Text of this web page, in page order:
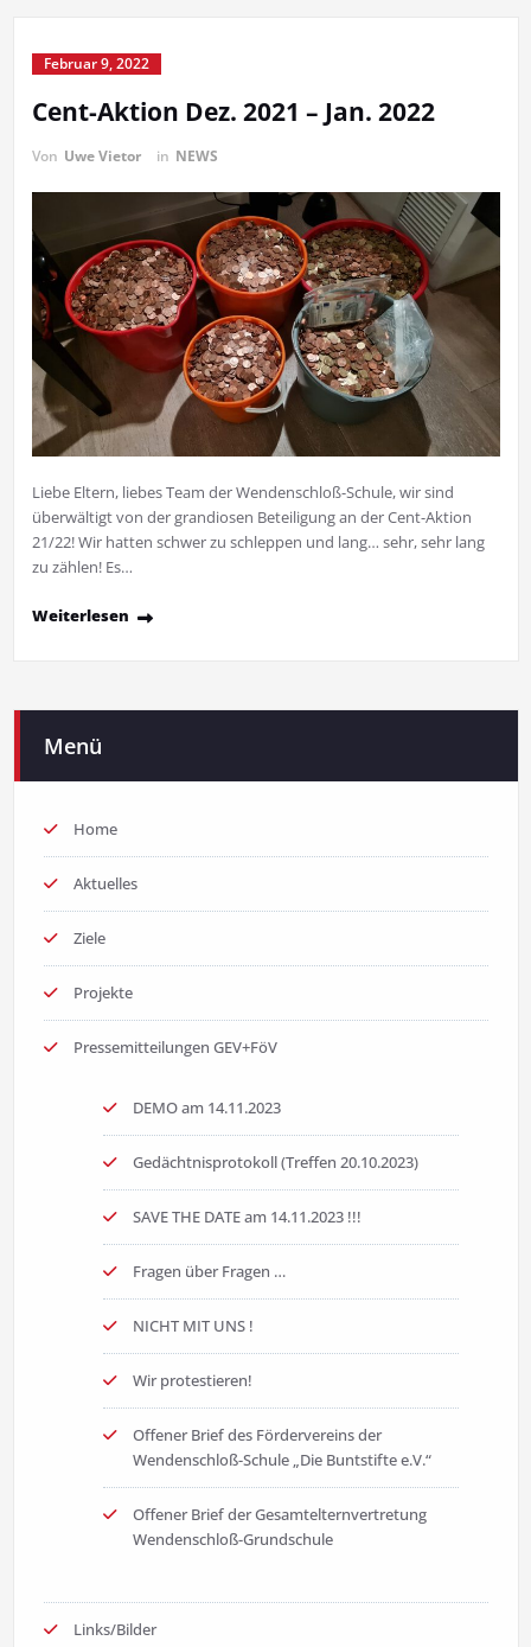
Februar 9, 2022
Cent-Aktion Dez. 2021 – Jan. 2022
Von Uwe Vietor in NEWS
Liebe Eltern, liebes Team der Wendenschloß-Schule, wir sind
überwältigt von der grandiosen Beteiligung an der Cent-Aktion
21/22! Wir hatten schwer zu schleppen und lang… sehr, sehr lang
zu zählen! Es…
Weiterlesen
Menü
Home
Aktuelles
Ziele
Projekte
Pressemitteilungen GEV+FöV
DEMO am 14.11.2023
Gedächtnisprotokoll (Treffen 20.10.2023)
SAVE THE DATE am 14.11.2023 !!!
Fragen über Fragen …
NICHT MIT UNS !
Wir protestieren!
Offener Brief des Fördervereins der
Wendenschloß-Schule „Die Buntstifte e.V.“
Offener Brief der Gesamtelternvertretung
Wendenschloß-Grundschule
Links/Bilder